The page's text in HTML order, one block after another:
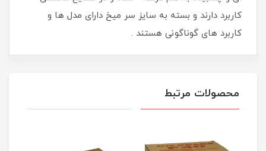
کاربرد دارند و بسته به سایز سر میخ دارای مدل ها و
کاربرد های گوناگونی هستند .
محصولات مرتبط